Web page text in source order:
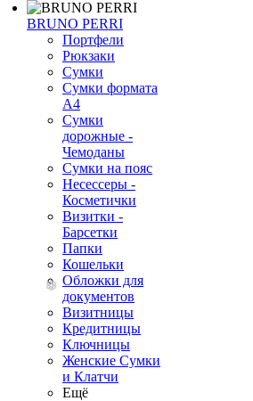
BRUNO PERRI
Портфели
Рюкзаки
Сумки
Сумки формата
А4
Сумки
дорожные -
Чемоданы
Сумки на пояс
Несессеры -
Косметички
Визитки -
Барсетки
Папки
Кошельки
Обложки для
документов
Визитницы
Кредитницы
Ключницы
Женские Сумки
и Клатчи
Ещё